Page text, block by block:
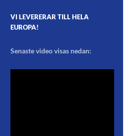
VI LEVERERAR TILL HELA
EUROPA!
Senaste video visas nedan: